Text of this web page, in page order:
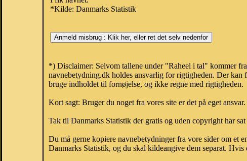
*Kilde: Danmarks Statistik
*) Disclaimer: Selvom tallene under "Raheel i tal" kommer
navnebetydning.dk holdes ansvarlig for rigtigheden. Der
bruge indholdet til fornøjelse, og ikke regne med rigtigheden.
Kort sagt: Bruger du noget fra vores site er det på eget ansvar.
Tak til Danmarks Statistik der gratis og uden copyright har
Du må gerne kopiere navnebetydninger fra vore sider om et
Danmarks Statistik, og du skal kildeangive dem separat.